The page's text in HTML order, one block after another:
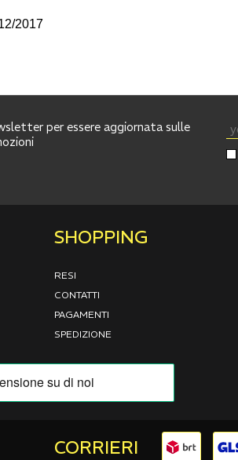
2017
per essere aggiornata sulle
SHOPPING
RESI
CONTATTI
PAGAMENTI
SPEDIZIONE
CORRIERI